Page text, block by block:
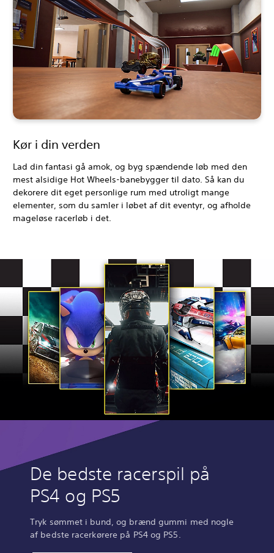
Kør i din verden
Lad din fantasi gå amok, og byg spændende løb med den
mest alsidige Hot Wheels-banebygger til dato. Så kan du
dekorere dit eget personlige rum med utroligt mange
elementer, som du samler i løbet af dit eventyr, og afholde
mageløse racerløb i det.
De bedste racerspil på
PS4 og PS5
Tryk sømmet i bund, og brænd gummi med nogle
af bedste racerkørere på PS4 og PS5.